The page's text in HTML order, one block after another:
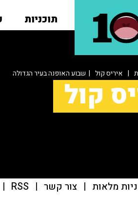
תוכניות
| איריס קול | שבוע האופנה בעיר הגדולה
קול
מלאות | צור קשר |
RSS
|